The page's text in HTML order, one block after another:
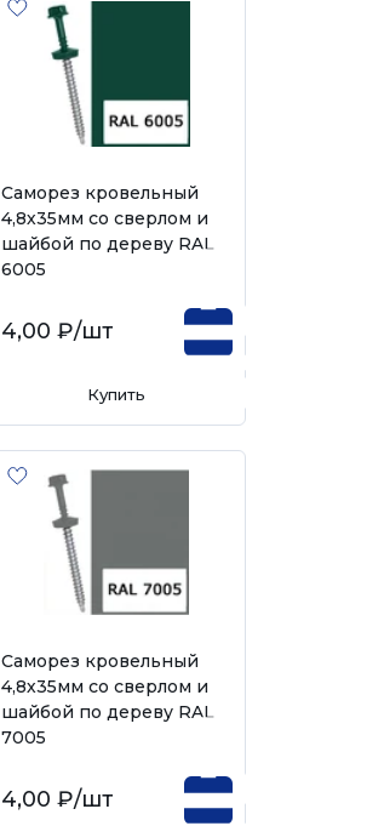
Саморез кровельный
4,8х35мм со сверлом и
шайбой по дереву RAL
6005
4,00 ₽/шт
Купить
Саморез кровельный
4,8х35мм со сверлом и
шайбой по дереву RAL
7005
4,00 ₽/шт